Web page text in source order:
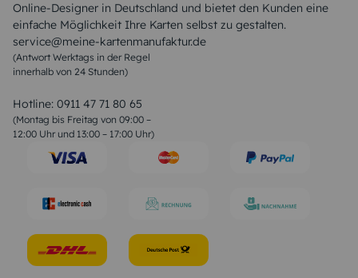
Online-Designer in Deutschland und bietet den Kunden eine
einfache Möglichkeit Ihre Karten selbst zu gestalten.
service@meine-kartenmanufaktur.de
(Antwort Werktags in der Regel
innerhalb von 24 Stunden)
Hotline: 0911 47 71 80 65
(Montag bis Freitag von 09:00 –
12:00 Uhr und 13:00 – 17:00 Uhr)
Sommer Sprüche
Muttertagssprüche
Sprüche zur Hochzeit
Sprüche zur Konfirmation & Kommunion
Weihnachtsgedichte
Liebessprüche
Geburtstagssprüche
Trauersprüche
Konfirmation Glückwünsche